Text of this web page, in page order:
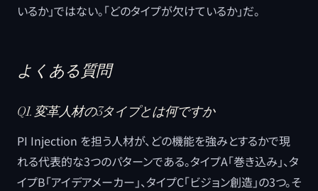
いるか」ではない。「どのタイプが欠けているか」だ。
よくある質問
Q1. 変革人材の3タイプとは何ですか
PI Injection を担う人材が、どの機能を強みとするかで現
れる代表的な3つのパターンである。タイプA「巻き込み」、タ
イプB「アイデアメーカー」、タイプC「ビジョン創造」の3つ。そ